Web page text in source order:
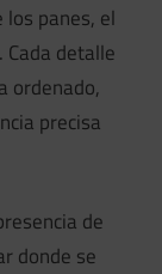
panes, el
detalle
ordenado,
precisa
de
donde se